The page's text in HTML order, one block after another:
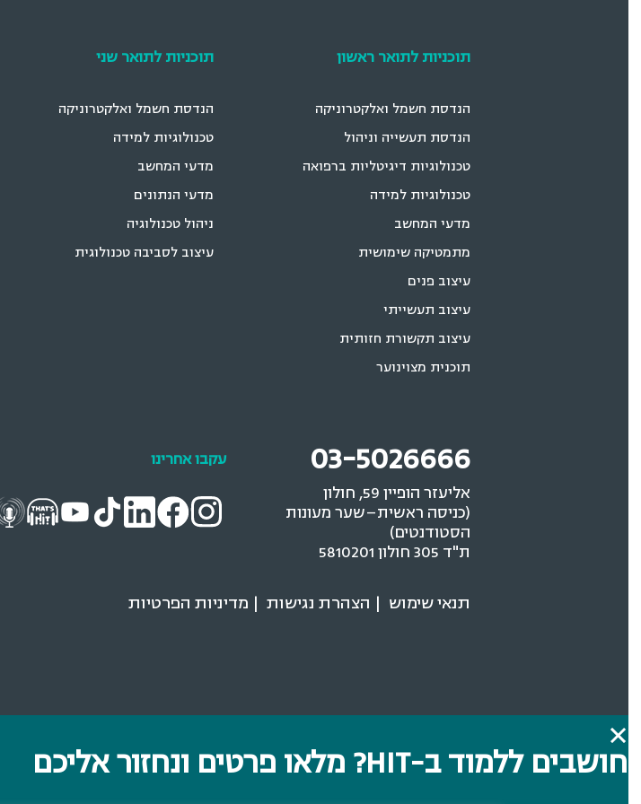
תוכניות לתואר ראשון
הנדסת חשמל ואלקטרוניקה
הנדסת תעשייה וניהול
טכנולוגיות דיגיטליות ברפואה
טכנולוגיות למידה
מדעי המחשב
מתמטיקה שימושית
עיצוב פנים
עיצוב תעשייתי
עיצוב תקשורת חזותית
תוכנית מצוינוער
תוכניות לתואר שני
הנדסת חשמל ואלקטרוניקה
טכנולוגיות למידה
מדעי המחשב
מדעי הנתונים
ניהול טכנולוגיה
עיצוב לסביבה טכנולוגית
03-5026666
אליעזר הופיין 59, חולון
(כניסה ראשית–שער מעונות
הסטודנטים)
ת"ד 305 חולון 5810201
עקבו אחרינו
תנאי שימוש הצהרת נגישות מדיניות הפרטיות
חושבים ללמוד ב-HIT? מלאו פרטים ונחזור אליכם